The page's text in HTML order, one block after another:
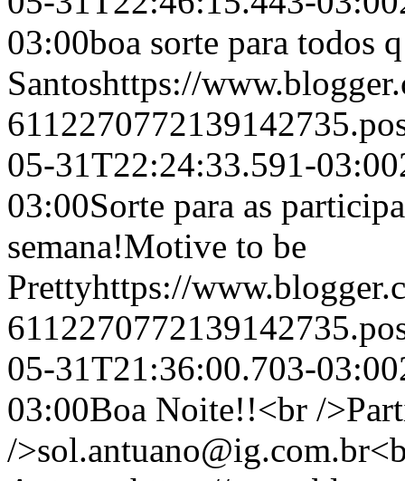
03:00boa sorte para todos
Santoshttps://
05-31T22:24:33.591-03:00
03:00Sorte para as
semana!Motive to be
Prettyhttps://
05-31T21:36:00.703-03:00
03:00Boa Noite!!<br /
/>sol.antuano@ig.com.br